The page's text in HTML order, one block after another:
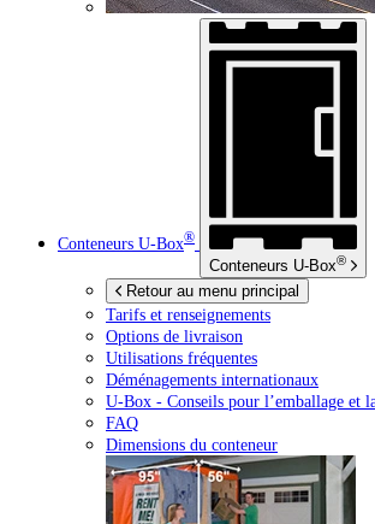
Conteneurs U-Box®
Conteneurs U-Box®
Retour au menu principal
Tarifs et renseignements
Options de livraison
Utilisations fréquentes
Déménagements internationaux
U-Box - Conseils pour l’emballage et
FAQ
Dimensions du conteneur